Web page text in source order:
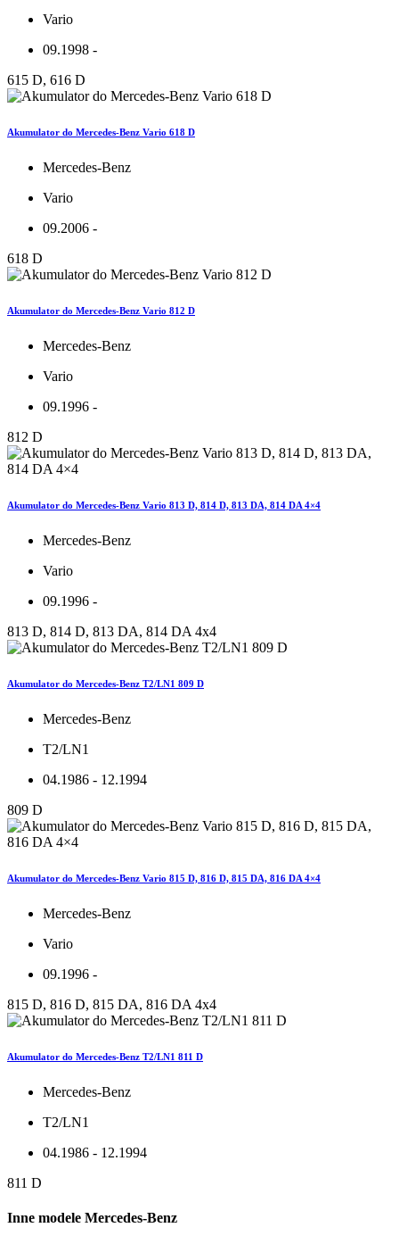
Vario
09.1998 -
615 D, 616 D
Akumulator do Mercedes-Benz Vario 618 D
Mercedes-Benz
Vario
09.2006 -
618 D
Akumulator do Mercedes-Benz Vario 812 D
Mercedes-Benz
Vario
09.1996 -
812 D
Akumulator do Mercedes-Benz Vario 813 D, 814 D, 813 DA, 814 DA 4×4
Mercedes-Benz
Vario
09.1996 -
813 D, 814 D, 813 DA, 814 DA 4x4
Akumulator do Mercedes-Benz T2/LN1 809 D
Mercedes-Benz
T2/LN1
04.1986 - 12.1994
809 D
Akumulator do Mercedes-Benz Vario 815 D, 816 D, 815 DA, 816 DA 4×4
Mercedes-Benz
Vario
09.1996 -
815 D, 816 D, 815 DA, 816 DA 4x4
Akumulator do Mercedes-Benz T2/LN1 811 D
Mercedes-Benz
T2/LN1
04.1986 - 12.1994
811 D
Inne modele Mercedes-Benz